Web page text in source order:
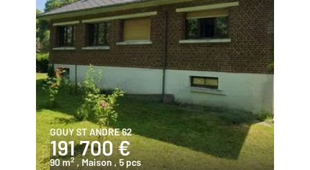
GOUY ST ANDRE 62
191 700 €
90 m2 , Maison , 5 pcs